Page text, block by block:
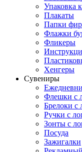
Упаковка
Плакаты
Папки
Флажки
Фликеры
Хенгеры
Сувениры
Флешки с
Брелоки с
Ручки с
Зонты с
Посуда
Зажигалки